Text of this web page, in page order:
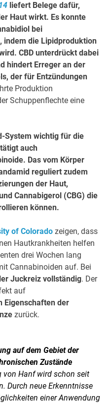
liefert Belege dafür,
Haut wirkt. Es konnte
bei
indem die Lipidproduktion
CBD unterdrückt dabei
hindert Erreger an der
der für Entzündungen
Produktion
Schuppenflechte eine
System wichtig für die
auch
Das vom Körper
reguliert zudem
der Haut,
Cannabigerol (CBG) die
können.
of Colorado zeigen, dass
Hautkrankheiten helfen
drei Wochen lang
Cannabinoiden auf. Bei
Juckreiz vollständig. Der
auf
Eigenschaften der
zurück.
auf dem Gebiet der
Zustände
von Hanf wird schon seit
Durch neue Erkenntnisse
einer Anwendung